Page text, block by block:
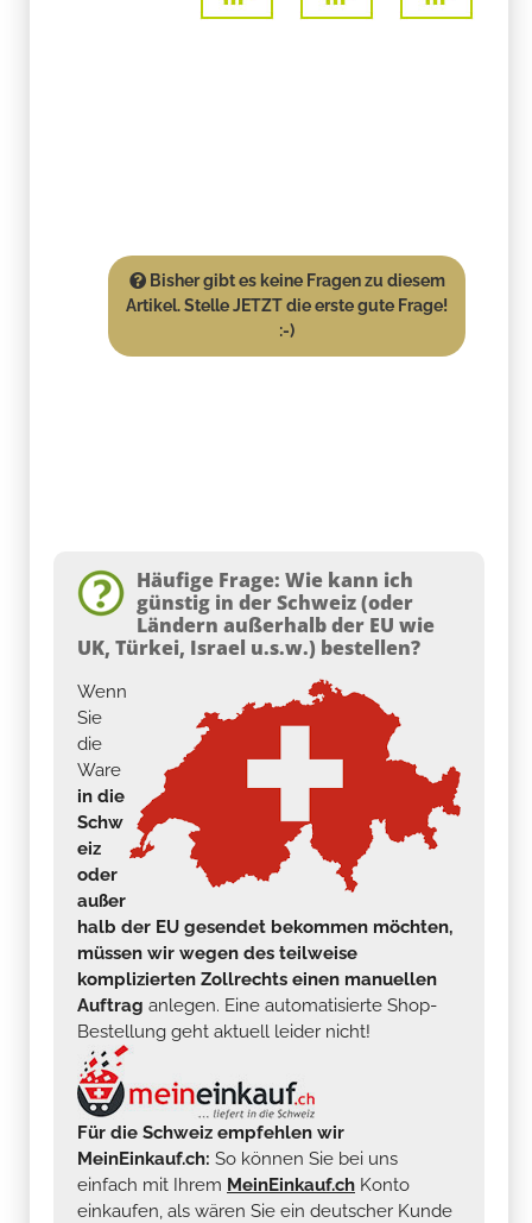
Bisher gibt es keine Fragen zu diesem
Artikel. Stelle JETZT die erste gute Frage!
:-)
Häufige Frage: Wie kann ich
günstig in der Schweiz (oder
Ländern außerhalb der EU wie
UK, Türkei, Israel u.s.w.) bestellen?
Wenn
Sie
die
Ware
in die
Schw
eiz
oder
außer
halb der EU gesendet bekommen möchten,
müssen wir wegen des teilweise
komplizierten Zollrechts einen manuellen
Auftrag anlegen. Eine automatisierte Shop-
Bestellung geht aktuell leider nicht!
Für die Schweiz empfehlen wir
MeinEinkauf.ch: So können Sie bei uns
einfach mit Ihrem MeinEinkauf.ch Konto
einkaufen, als wären Sie ein deutscher Kunde